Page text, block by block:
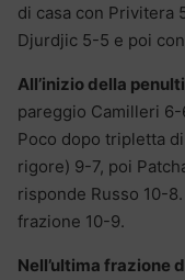
di casa con Privitera
Djurdjic 5-5 e poi
All’inizio della
pareggio Camilleri
Poco dopo tripletta
rigore) 9-7, poi
risponde Russo 10-
frazione 10-9.
Nell’ultima frazione